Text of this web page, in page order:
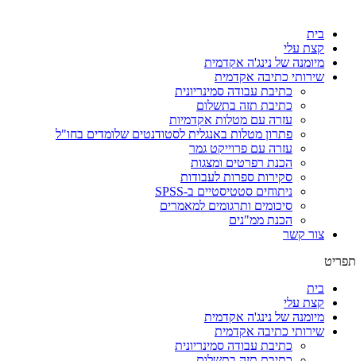
בית
קצת עלי
מיומנה של נינג'ה אקדמית
שירותי כתיבה אקדמית
כתיבת עבודה סמינריונית
כתיבת תזה בתשלום
עזרה עם מטלות אקדמיות
פתרון מטלות באנגלית לסטודנטים שלומדים בחו"ל
עזרה עם פרוייקט גמר
הכנת רפרטים ומצגות
סקירות ספרות לעבודות
ניתוחים סטטיסטיים ב-SPSS
סיכומים ותרגומים למאמרים
הכנת ממ"נים
צור קשר
תפריט
בית
קצת עלי
מיומנה של נינג'ה אקדמית
שירותי כתיבה אקדמית
כתיבת עבודה סמינריונית